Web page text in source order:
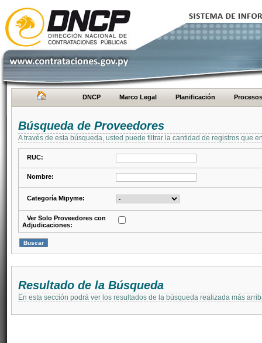
DNCP Marco Legal Planificación Procesos
Búsqueda de Proveedores
A través de esta búsqueda, usted puede filtrar la cantidad de registros que
RUC:
Nombre:
Categoría Mipyme:
Ver Solo Proveedores con
Adjudicaciones:
Resultado de la Búsqueda
En esta sección podrá ver los resultados de la búsqueda realizada más